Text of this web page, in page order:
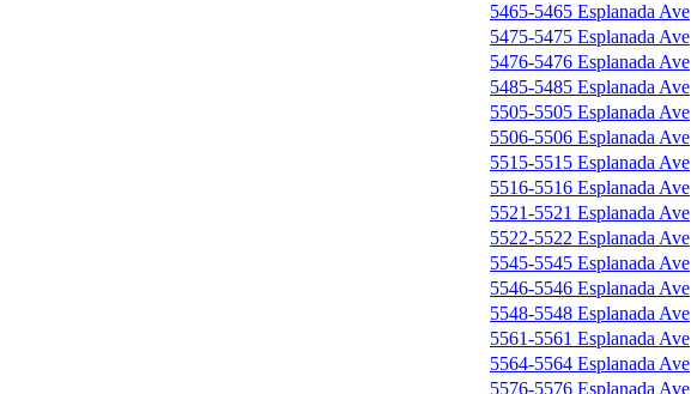
5465-5465 Esplanada Ave
5475-5475 Esplanada Ave
5476-5476 Esplanada Ave
5485-5485 Esplanada Ave
5505-5505 Esplanada Ave
5506-5506 Esplanada Ave
5515-5515 Esplanada Ave
5516-5516 Esplanada Ave
5521-5521 Esplanada Ave
5522-5522 Esplanada Ave
5545-5545 Esplanada Ave
5546-5546 Esplanada Ave
5548-5548 Esplanada Ave
5561-5561 Esplanada Ave
5564-5564 Esplanada Ave
5576-5576 Esplanada Ave